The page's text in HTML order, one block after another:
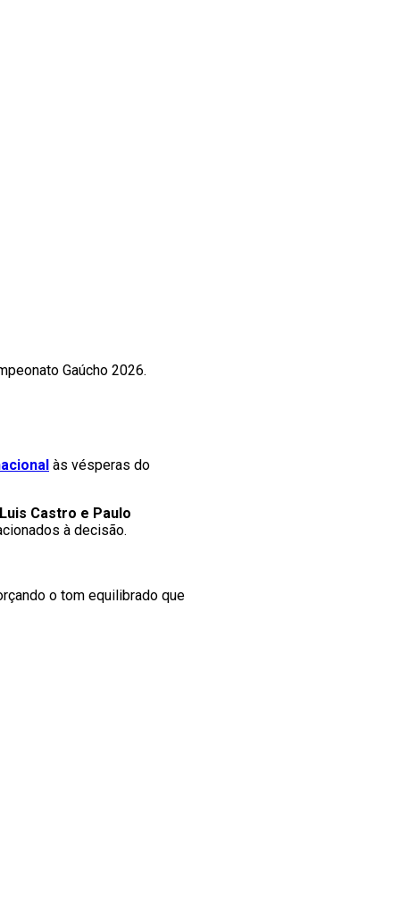
Gaúcho 2026.
às vésperas do
Castro e Paulo
à decisão.
o tom equilibrado que